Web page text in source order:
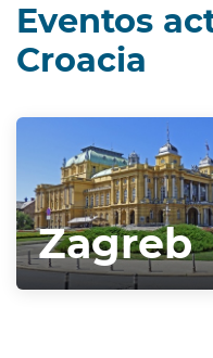
Eventos
Croacia
Zagreb